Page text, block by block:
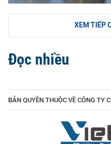
XEM TIẾP
Đọc nhiều
BẢN QUYỀN THUỘC VỀ CÔNG TY